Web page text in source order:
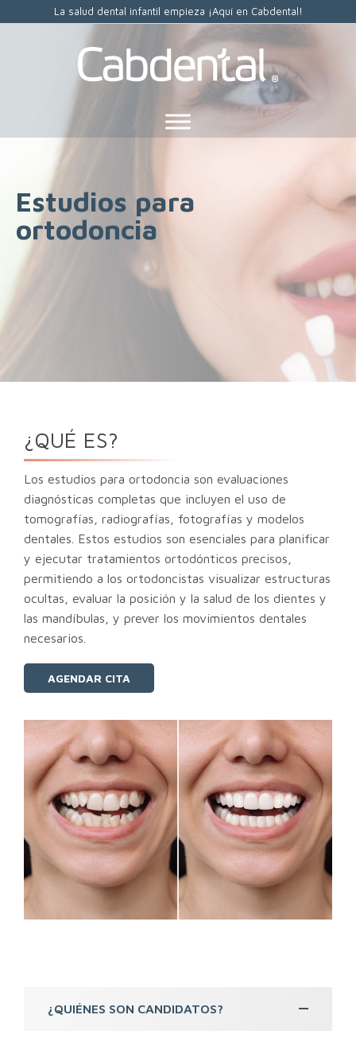
La salud dental infantil empieza ¡Aquí en Cabdental!
Estudios para
ortodoncia
¿QUÉ ES?
Los estudios para ortodoncia son evaluaciones
diagnósticas completas que incluyen el uso de
tomografías, radiografías, fotografías y modelos
dentales. Estos estudios son esenciales para planificar
y ejecutar tratamientos ortodónticos precisos,
permitiendo a los ortodoncistas visualizar estructuras
ocultas, evaluar la posición y la salud de los dientes y
las mandíbulas, y prever los movimientos dentales
necesarios.
AGENDAR CITA
¿QUIÉNES SON CANDIDATOS?